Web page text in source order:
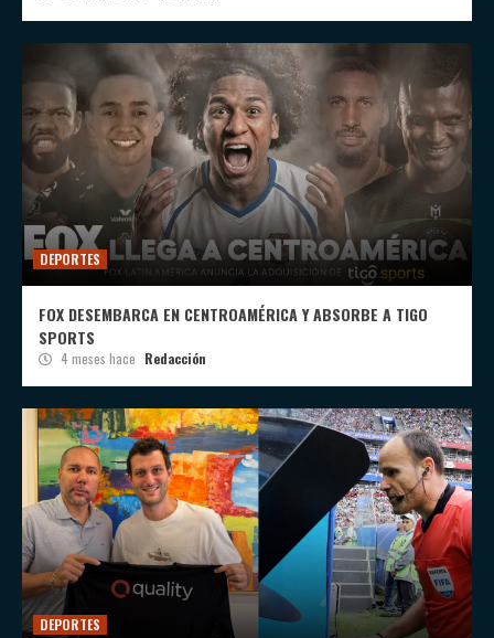
DEPORTES
FOX DESEMBARCA EN CENTROAMÉRICA Y ABSORBE A TIGO
SPORTS
4 meses hace Redacción
DEPORTES